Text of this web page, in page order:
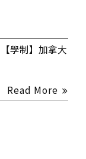
【學制】加拿大
Read More